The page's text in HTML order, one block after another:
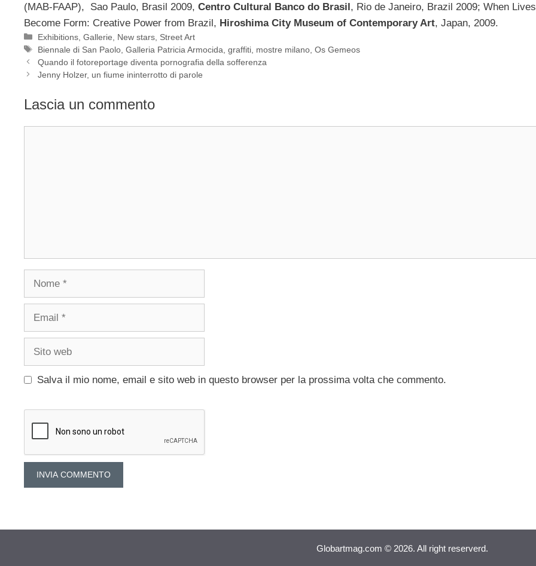
(MAB-FAAP), Sao Paulo, Brasil 2009, Centro Cultural Banco do Brasil, Rio de Janeiro, Brazil 2009; When Lives
Become Form: Creative Power from Brazil, Hiroshima City Museum of Contemporary Art, Japan, 2009.
Categorie
Exhibitions ,Gallerie New stars Street Art
Tag
Biennale di San Paolo ,Galleria Patricia Armocida ,graffiti mostre milano ,Os Gemeos
Quando il fotoreportage diventa pornografia della sofferenza
Jenny Holzer, un fiume ininterrotto di parole
Lascia un commento
Nome
Email
Sito
Salva il mio nome, email e sito web in questo browser per la prossima volta che commento.
Globartmag.com © 2026. All right reserverd.